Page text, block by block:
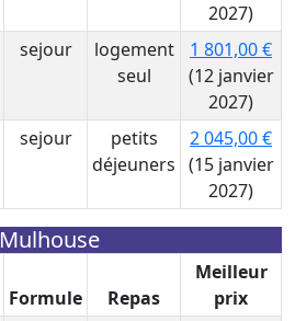
2027)
sejour
logement
seul
1 801,00 €
(12 janvier
2027)
sejour
petits
déjeuners
2 045,00 €
(15 janvier
2027)
Mulhouse
Formule Repas
Meilleur
prix